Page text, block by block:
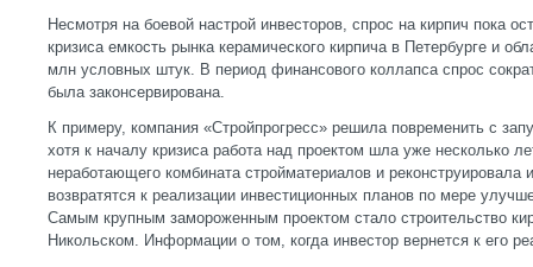
Несмотря на боевой настрой инвесторов, спрос на кирпич пока
кризиса емкость рынка керамического кирпича в Петербурге и
млн условных штук. В период финансового коллапса спрос
была законсервирована.
К примеру, компания «Стройпрогресс» решила повременить с
хотя к началу кризиса работа над проектом шла уже несколько
неработающего комбината стройматериалов и реконструировала
возвратятся к реализации инвестиционных планов по мере
Самым крупным замороженным проектом стало строительство
Никольском. Информации о том, когда инвестор вернется к его